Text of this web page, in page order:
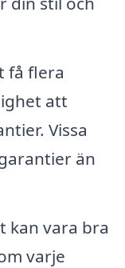
få flera
att
Vissa
än
kan vara bra
varje